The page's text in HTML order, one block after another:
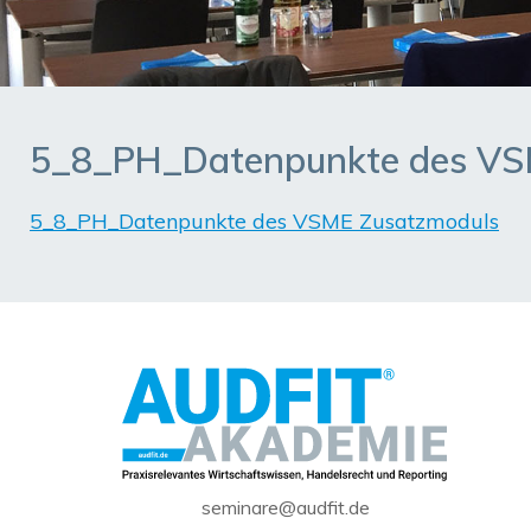
5_8_PH_Datenpunkte des
5_8_PH_Datenpunkte des VSME Zusatzmoduls
seminare@audfit.de